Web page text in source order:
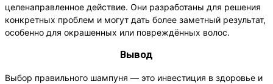
целенаправленное действие. Они разработаны для решения
конкретных проблем и могут дать более заметный результат,
особенно для окрашенных или повреждённых волос.
Вывод
Выбор правильного шампуня — это инвестиция в здоровье и